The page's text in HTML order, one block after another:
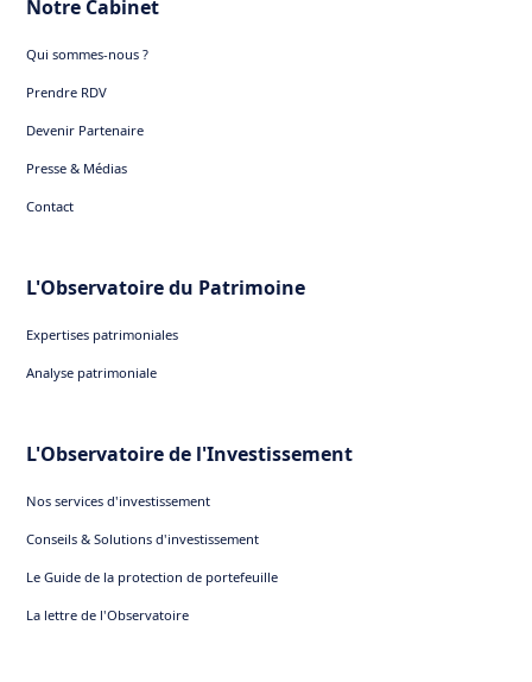
Notre Cabinet
Qui sommes-nous ?
Prendre RDV
Devenir Partenaire
Presse & Médias
Contact
L'Observatoire du Patrimoine
Expertises patrimoniales
Analyse patrimoniale
L'Observatoire de l'Investissement
Nos services d'investissement
Conseils & Solutions d'investissement
Le Guide de la protection de portefeuille
La lettre de l'Observatoire